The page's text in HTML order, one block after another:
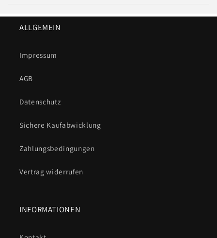
ALLGEMEIN
Impressum
AGB
Datenschutz
Sichere Kaufabwicklung
Zahlungsbedingungen
Vertrag widerrufen
INFORMATIONEN